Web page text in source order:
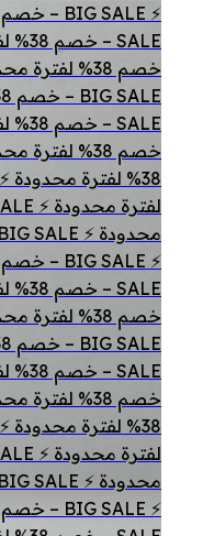
خصم 38% لفترة محدودة ⚡
خصم 38% لفترة محدودة ⚡